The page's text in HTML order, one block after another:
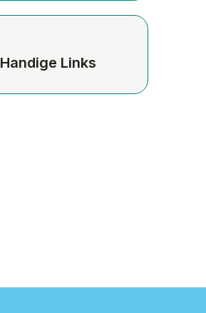
Handige Links